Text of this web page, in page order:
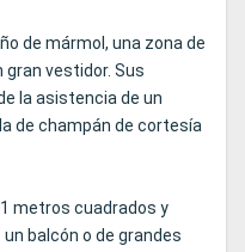
de mármol, una zona de
gran vestidor. Sus
la asistencia de un
de champán de cortesía
metros cuadrados y
balcón o de grandes